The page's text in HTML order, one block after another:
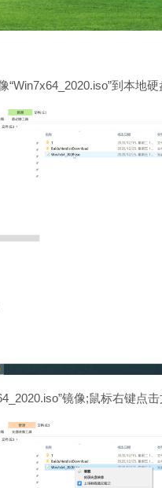
“Win7x64_2020.iso”到本地
镜像;鼠标右键点